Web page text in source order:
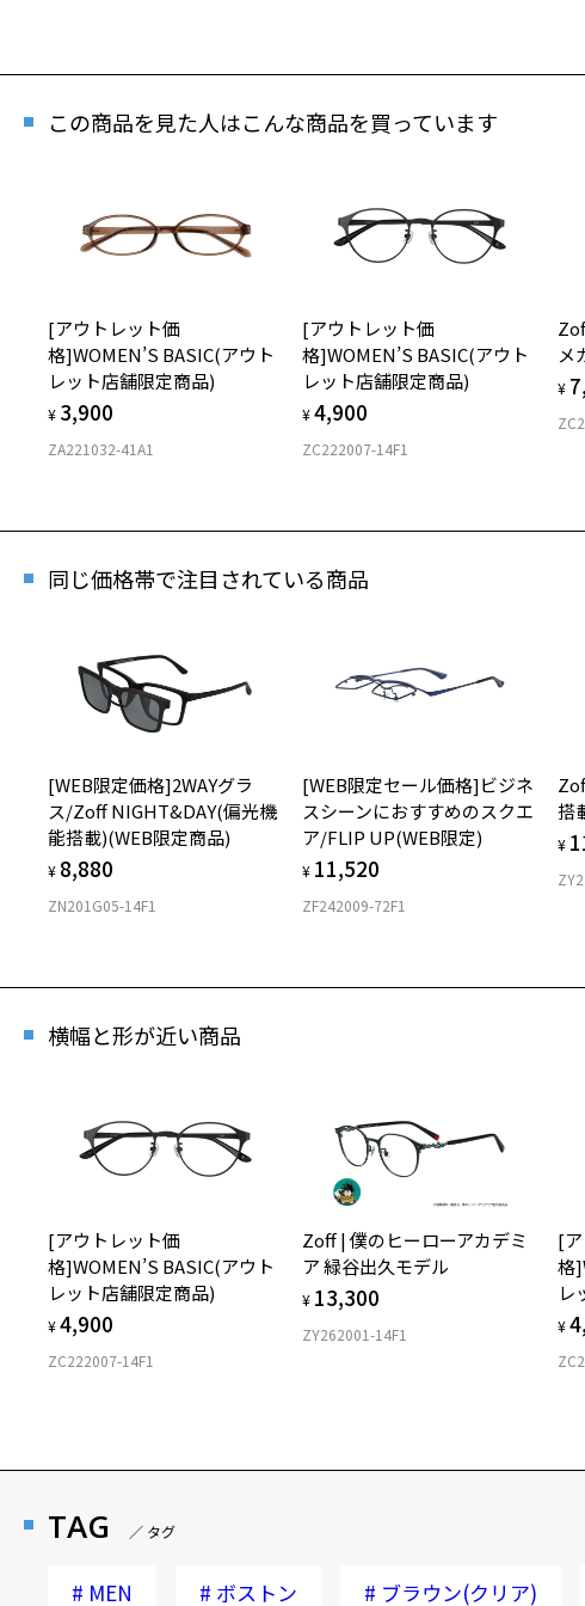
[スペシ
商品番号
※「再入荷お知ら
この商品を見た人はこんな商品を買っています
[アウトレット価
格]WOMEN’S BASIC(アウト
レット店舗限定商品)
¥ 3,900
ZA221032-41A1
[アウトレット価
格]WOMEN’S BASIC(アウト
レット店舗限定商品)
¥4,900
ZC222007-14F1
メ
¥
同じ価格帯で注目されている商品
[WEB限定価格]2WAYグラ
ス/Zoff NIGHT&DAY(偏光機
能搭載)(WEB限定商品)
¥ 8,880
ZN201G05-14F1
[WEB限定セール価格]ビジネ
スシーンにおすすめのスクエ
ア/FLIP UP(WEB限定)
¥ 11,520
ZF242009-72F1
搭
¥
横幅と形が近い商品
[アウトレット価
格]WOMEN’S BASIC(アウト
レット店舗限定商品)
¥4,900
ZC222007-14F1
Zoff | 僕のヒーローアカデミ
ア 緑谷出久モデル
¥ 13,300
ZY262001-14F1
[
格
レ
¥
TAG ／ タグ
# MEN # ボストン # ブラウン(クリア)